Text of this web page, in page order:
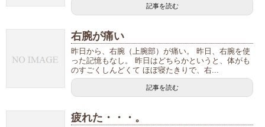
記事を読む
右腕が痛い
昨日から、右腕（上腕部）が痛い。 昨日、右腕を使
った記憶もなし。 昨日はどちらかというと、体がも
のすごくしんどくて ほぼ寝たきりで、右...
記事を読む
疲れた・・・。